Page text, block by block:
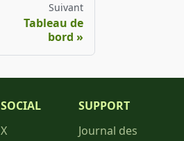
Suivant
Tableau de
bord
SOCIAL
X
SUPPORT
Journal des